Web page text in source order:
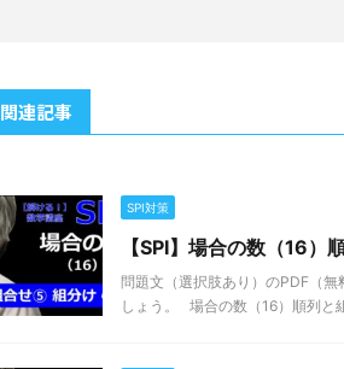
関連記事
SPI対策
【SPI】場合の数（16
問題文（選択肢あり）のPDF（
しょう。 場合の数（16）順列